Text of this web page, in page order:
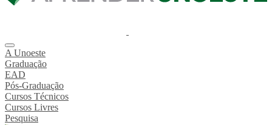
A Unoeste
Graduação
EAD
Pós-Graduação
Cursos Técnicos
Cursos Livres
Pesquisa